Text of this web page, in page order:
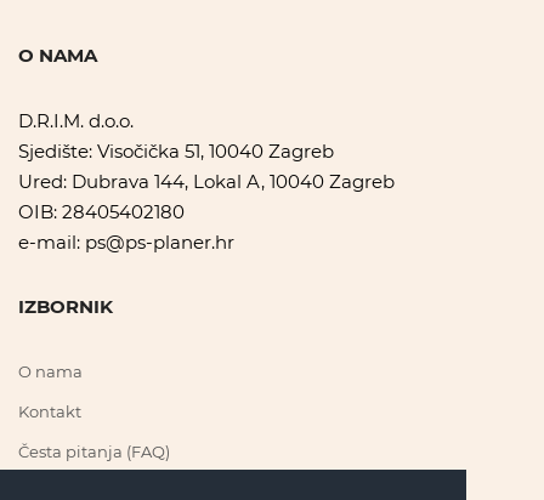
O NAMA
D.R.I.M. d.o.o.
Sjedište: Visočička 51, 10040 Zagreb
Ured: Dubrava 144, Lokal A, 10040 Zagreb
OIB: 28405402180
e-mail: ps@ps-planer.hr
IZBORNIK
O nama
Kontakt
Česta pitanja (FAQ)